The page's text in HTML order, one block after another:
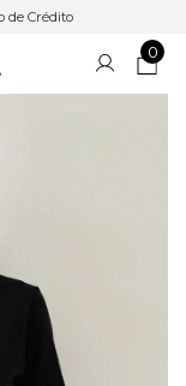
de Crédito
0